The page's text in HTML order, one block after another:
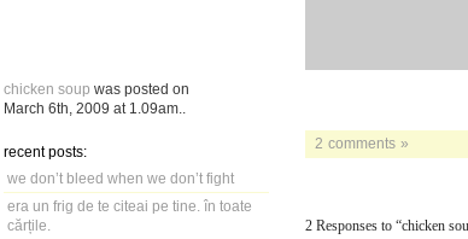
chicken soup was posted on
March 6th, 2009 at 1.09am
recent posts:
we don’t bleed when we don’t fight
era un frig de te citeai pe tine. în toate
cărțile.
2 comments »
2 Responses to “chicken